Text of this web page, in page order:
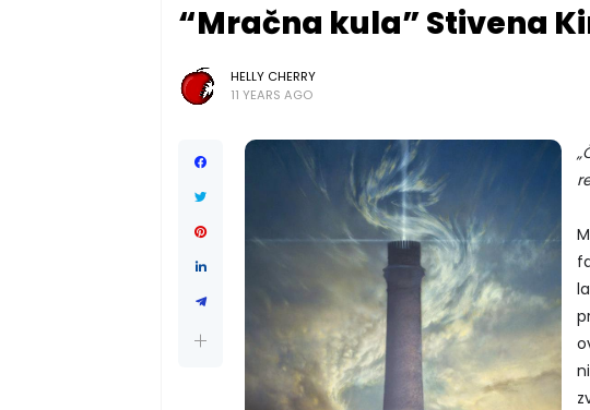
“Mračna kula” Stivena
HELLY CHERRY
11 YEARS AGO